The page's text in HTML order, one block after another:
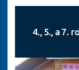
4., 5., a 7.